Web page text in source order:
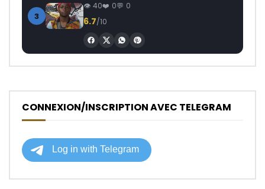
3
40 0 0
6.7/10
CONNEXION/INSCRIPTION AVEC TELEGRAM